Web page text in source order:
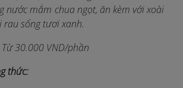
nước mắm chua ngọt, ăn kèm với xoài
rau sống tươi xanh.
Từ 30.000 VND/phần
thức: